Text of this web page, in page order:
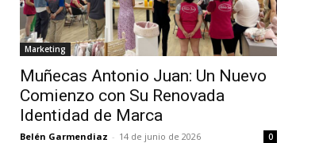
Marketing
Muñecas Antonio Juan: Un Nuevo
Comienzo con Su Renovada
Identidad de Marca
Belén Garmendiaz - 14 de junio de 2026 0